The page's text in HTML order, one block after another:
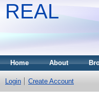
REAL
Home About
Login Create Account